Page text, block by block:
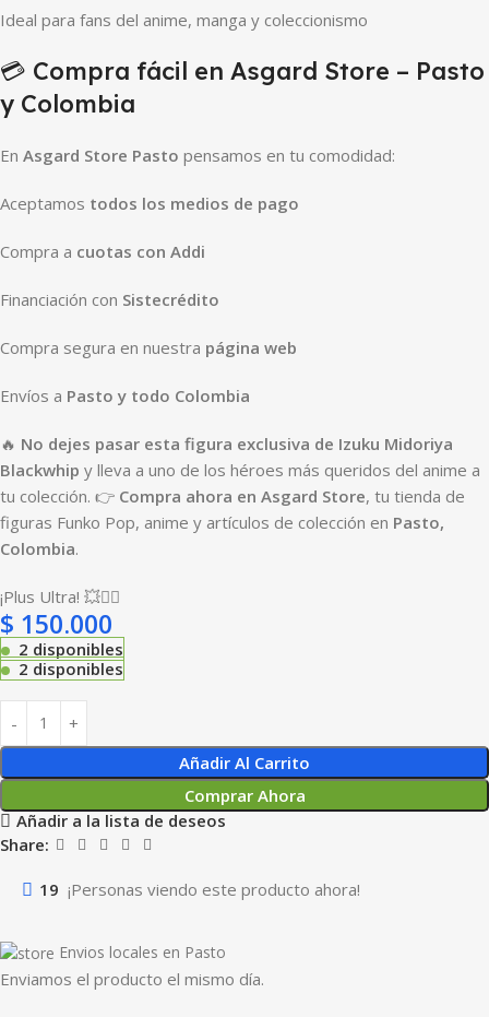
Ideal para fans del anime, manga y coleccionismo
💳 Compra fácil en Asgard Store – Pasto
y Colombia
En Asgard Store Pasto pensamos en tu comodidad:
Aceptamos todos los medios de pago
Compra a cuotas con Addi
Financiación con Sistecrédito
Compra segura en nuestra página web
Envíos a Pasto y todo Colombia
🔥 No dejes pasar esta figura exclusiva de Izuku Midoriya
Blackwhip y lleva a uno de los héroes más queridos del anime a
tu colección. 👉 Compra ahora en Asgard Store, tu tienda de
figuras Funko Pop, anime y artículos de colección en Pasto,
Colombia.
¡Plus Ultra! 💥🦸‍♂️
$ 150.000
2 disponibles
2 disponibles
Añadir Al Carrito
Comprar Ahora
Añadir a la lista de deseos
Share:
19 ¡Personas viendo este producto ahora!
Envios locales en Pasto
Enviamos el producto el mismo día.